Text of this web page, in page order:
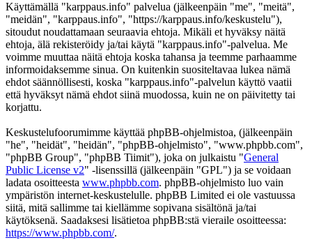
Käyttämällä "karppaus.info" palvelua (jälkeenpäin "me", "meitä",
"meidän", "karppaus.info", "https://karppaus.info/keskustelu"),
sitoudut noudattamaan seuraavia ehtoja. Mikäli et hyväksy näitä
ehtoja, älä rekisteröidy ja/tai käytä "karppaus.info"-palvelua. Me
voimme muuttaa näitä ehtoja koska tahansa ja teemme parhaamme
informoidaksemme sinua. On kuitenkin suositeltavaa lukea nämä
ehdot säännöllisesti, koska "karppaus.info"-palvelun käyttö vaatii
että hyväksyt nämä ehdot siinä muodossa, kuin ne on päivitetty tai
korjattu.
Keskustelufoorumimme käyttää phpBB-ohjelmistoa, (jälkeenpäin
"he", "heidät", "heidän", "phpBB-ohjelmisto", "www.phpbb.com",
"phpBB Group", "phpBB Tiimit"), joka on julkaistu "General
Public License v2" -lisenssillä (jälkeenpäin "GPL") ja se voidaan
ladata osoitteesta www.phpbb.com. phpBB-ohjelmisto luo vain
ympäristön internet-keskustelulle. phpBB Limited ei ole vastuussa
siitä, mitä sallimme tai kiellämme sopivana sisältönä ja/tai
käytöksenä. Saadaksesi lisätietoa phpBB:stä vieraile osoitteessa:
https://www.phpbb.com/.